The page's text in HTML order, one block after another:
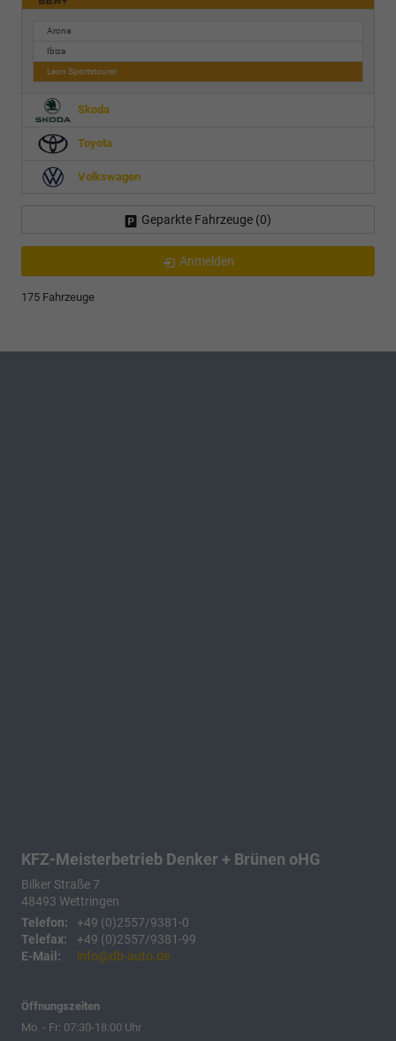
Arona
Ibiza
Leon Sportstourer
Skoda
Toyota
Volkswagen
Geparkte Fahrzeuge (0)
Anmelden
175 Fahrzeuge
KFZ-Meisterbetrieb Denker + Brünen oHG
Bilker Straße 7
48493 Wettringen
Telefon:
+49 (0)2557/9381-0
Telefax:
+49 (0)2557/9381-99
E-Mail:
info@db-auto.de
Öffnungszeiten
Mo. - Fr: 07:30-18:00 Uhr